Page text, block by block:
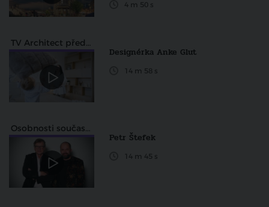
4 m 50 s
TV Architect představuje
Designérka Anke Glut
14 m 58 s
Osobnosti současné architektury
Petr Štefek
14 m 45 s